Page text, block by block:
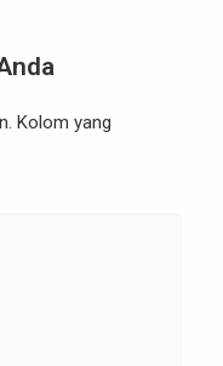
Kolom yang